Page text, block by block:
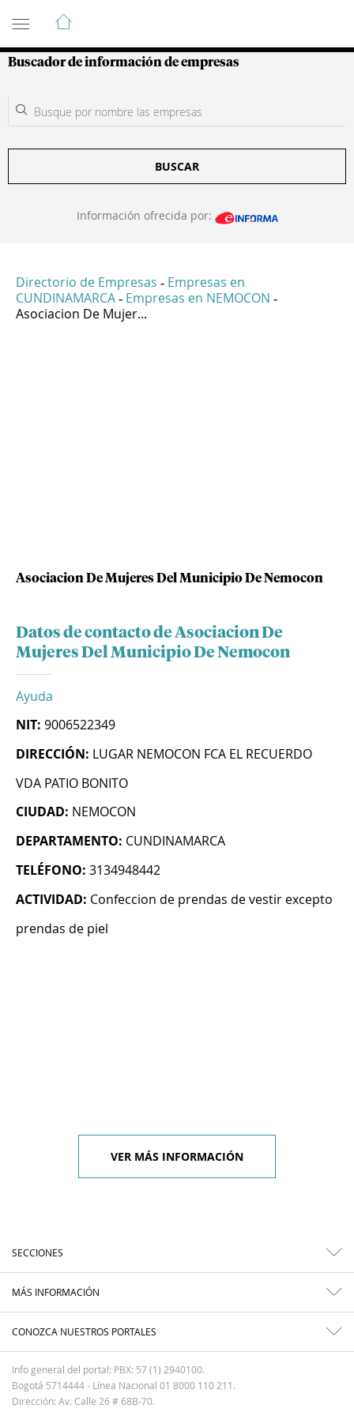
Guía de Empresas Colombianas
Buscador de información de empresas
BUSCAR
Información ofrecida por:
Directorio de Empresas - Empresas en
CUNDINAMARCA - Empresas en NEMOCON -
Asociacion De Mujer...
Asociacion De Mujeres Del Municipio De Nemocon
Datos de contacto de Asociacion De
Mujeres Del Municipio De Nemocon
Ayuda
NIT: 9006522349
DIRECCIÓN: LUGAR NEMOCON FCA EL RECUERDO
VDA PATIO BONITO
CIUDAD: NEMOCON
DEPARTAMENTO: CUNDINAMARCA
TELÉFONO: 3134948442
ACTIVIDAD: Confeccion de prendas de vestir excepto
prendas de piel
VER MÁS INFORMACIÓN
SECCIONES
MÁS INFORMACIÓN
CONOZCA NUESTROS PORTALES
Info general del portal: PBX: 57 (1) 2940100.
Bogotá 5714444 - Línea Nacional 01 8000 110 211.
Dirección: Av. Calle 26 # 68B-70.